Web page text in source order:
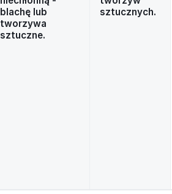
blachę lub
tworzywa
sztuczne.
sztucznych.